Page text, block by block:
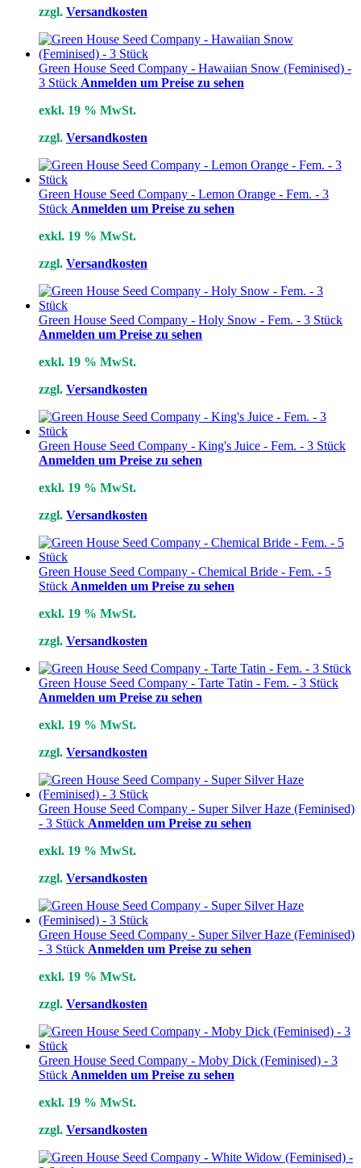
zzgl. Versandkosten
Green House Seed Company - Hawaiian Snow (Feminised) -
3 Stück Anmelden um Preise zu sehen
exkl. 19 % MwSt.
zzgl. Versandkosten
Green House Seed Company - Lemon Orange - Fem. - 3
Stück Anmelden um Preise zu sehen
exkl. 19 % MwSt.
zzgl. Versandkosten
Green House Seed Company - Holy Snow - Fem. - 3 Stück
Anmelden um Preise zu sehen
exkl. 19 % MwSt.
zzgl. Versandkosten
Green House Seed Company - King's Juice - Fem. - 3 Stück
Anmelden um Preise zu sehen
exkl. 19 % MwSt.
zzgl. Versandkosten
Green House Seed Company - Chemical Bride - Fem. - 5
Stück Anmelden um Preise zu sehen
exkl. 19 % MwSt.
zzgl. Versandkosten
Green House Seed Company - Tarte Tatin - Fem. - 3 Stück
Anmelden um Preise zu sehen
exkl. 19 % MwSt.
zzgl. Versandkosten
Green House Seed Company - Super Silver Haze (Feminised)
- 3 Stück Anmelden um Preise zu sehen
exkl. 19 % MwSt.
zzgl. Versandkosten
Green House Seed Company - Super Silver Haze (Feminised)
- 3 Stück Anmelden um Preise zu sehen
exkl. 19 % MwSt.
zzgl. Versandkosten
Green House Seed Company - Moby Dick (Feminised) - 3
Stück Anmelden um Preise zu sehen
exkl. 19 % MwSt.
zzgl. Versandkosten